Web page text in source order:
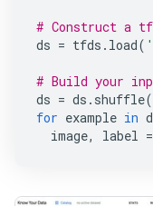
# Construct a
ds = tfds . load(
# Build your
ds = ds . shuffle(
for example in
image, label =